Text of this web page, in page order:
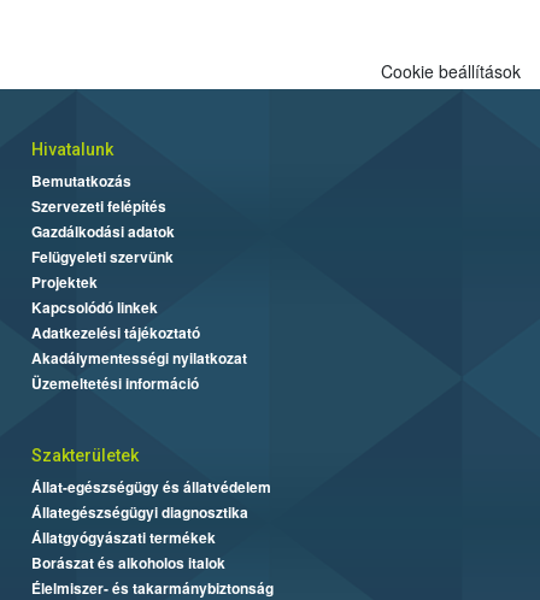
Cookie beállítások
Hivatalunk
Bemutatkozás
Szervezeti felépítés
Gazdálkodási adatok
Felügyeleti szervünk
Projektek
Kapcsolódó linkek
Adatkezelési tájékoztató
Akadálymentességi nyilatkozat
Üzemeltetési információ
Szakterületek
Állat-egészségügy és állatvédelem
Állategészségügyi diagnosztika
Állatgyógyászati termékek
Borászat és alkoholos italok
Élelmiszer- és takarmánybiztonság